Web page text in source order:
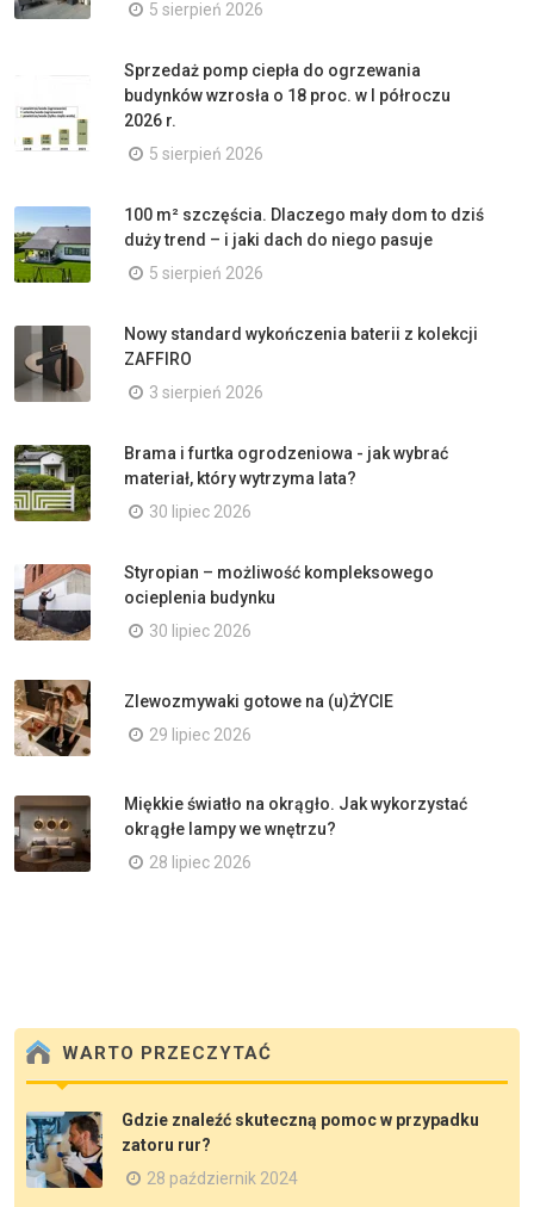
5 sierpień 2026
Sprzedaż pomp ciepła do ogrzewania
budynków wzrosła o 18 proc. w I półroczu
2026 r.
5 sierpień 2026
100 m² szczęścia. Dlaczego mały dom to dziś
duży trend – i jaki dach do niego pasuje
5 sierpień 2026
Nowy standard wykończenia baterii z kolekcji
ZAFFIRO
3 sierpień 2026
Brama i furtka ogrodzeniowa - jak wybrać
materiał, który wytrzyma lata?
30 lipiec 2026
Styropian – możliwość kompleksowego
ocieplenia budynku
30 lipiec 2026
Zlewozmywaki gotowe na (u)ŻYCIE
29 lipiec 2026
Miękkie światło na okrągło. Jak wykorzystać
okrągłe lampy we wnętrzu?
28 lipiec 2026
WARTO PRZECZYTAĆ
Gdzie znaleźć skuteczną pomoc w przypadku
zatoru rur?
28 październik 2024